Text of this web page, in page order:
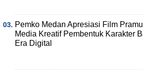
Pemko Medan Apresiasi Film
Media Kreatif Pembentuk Karakter
Era Digital